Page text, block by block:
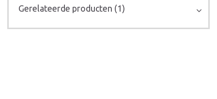
Gerelateerde producten (1)